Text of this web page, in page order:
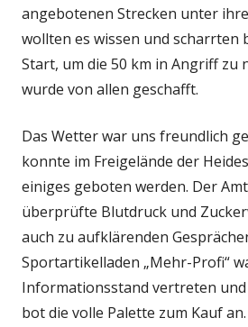
angebotenen Strecken unter
wollten es wissen und scharrten
Start, um die 50 km in Angriff zu
wurde von allen geschafft.
Das Wetter war uns freundlich
konnte im Freigelände der
einiges geboten werden. Der
überprüfte Blutdruck und
auch zu aufklärenden
Sportartikelladen „Mehr-Profi“
Informationsstand vertreten
bot die volle Palette zum Kauf